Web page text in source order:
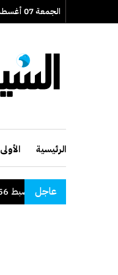
الجمعة 07 أغسطس 2026
الرئيسية الأولى
عاجل
"الداخلية": ضبط 56 مخالفاً في حملة أمنية مشتركة بالتعاون مع "القوى العاملة"